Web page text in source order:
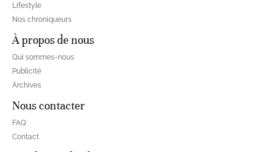
Lifestyle
Nos chroniqueurs
À propos de nous
Qui sommes-nous
Publicité
Archives
Nous contacter
FAQ
Contact